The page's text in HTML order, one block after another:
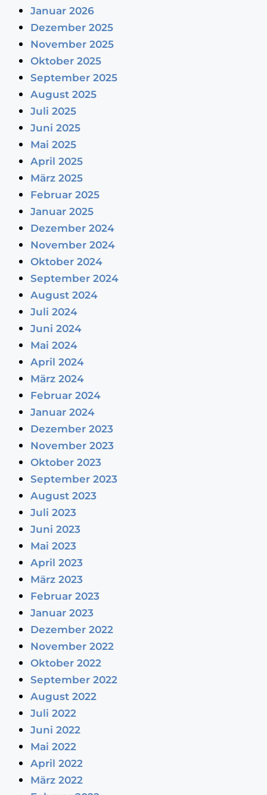
Januar 2026
Dezember 2025
November 2025
Oktober 2025
September 2025
August 2025
Juli 2025
Juni 2025
Mai 2025
April 2025
März 2025
Februar 2025
Januar 2025
Dezember 2024
November 2024
Oktober 2024
September 2024
August 2024
Juli 2024
Juni 2024
Mai 2024
April 2024
März 2024
Februar 2024
Januar 2024
Dezember 2023
November 2023
Oktober 2023
September 2023
August 2023
Juli 2023
Juni 2023
Mai 2023
April 2023
März 2023
Februar 2023
Januar 2023
Dezember 2022
November 2022
Oktober 2022
September 2022
August 2022
Juli 2022
Juni 2022
Mai 2022
April 2022
März 2022